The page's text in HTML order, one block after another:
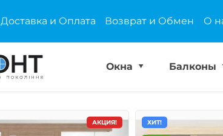
Доставка и Оплата Возврат и Обмен О
Окна Балконы
АКЦИЯ! ХИТ!